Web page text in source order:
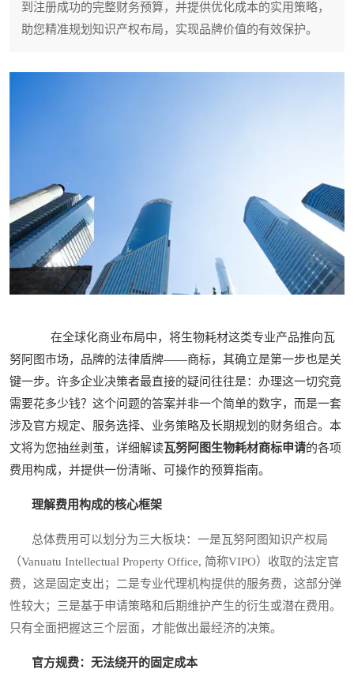
到注册成功的完整财务预算，并提供优化成本的实用策略，
助您精准规划知识产权布局，实现品牌价值的有效保护。
在全球化商业布局中，将生物耗材这类专业产品推向瓦
努阿图市场，品牌的法律盾牌——商标，其确立是第一步也是关
键一步。许多企业决策者最直接的疑问往往是：办理这一切究竟
需要花多少钱？这个问题的答案并非一个简单的数字，而是一套
涉及官方规定、服务选择、业务策略及长期规划的财务组合。本
文将为您抽丝剥茧，详细解读瓦努阿图生物耗材商标申请的各项
费用构成，并提供一份清晰、可操作的预算指南。
理解费用构成的核心框架
总体费用可以划分为三大板块：一是瓦努阿图知识产权局
（Vanuatu Intellectual Property Office, 简称VIPO）收取的法定官
费，这是固定支出；二是专业代理机构提供的服务费，这部分弹
性较大；三是基于申请策略和后期维护产生的衍生或潜在费用。
只有全面把握这三个层面，才能做出最经济的决策。
官方规费：无法绕开的固定成本